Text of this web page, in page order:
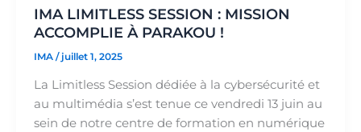
IMA LIMITLESS SESSION : MISSION
ACCOMPLIE À PARAKOU !
IMA / juillet 1, 2025
La Limitless Session dédiée à la cybersécurité et
au multimédia s’est tenue ce vendredi 13 juin au
sein de notre centre de formation en numérique